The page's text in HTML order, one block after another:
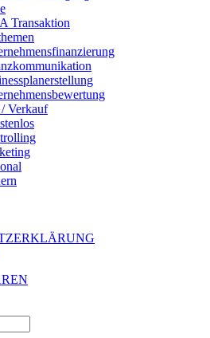
Transaktion
Verkauf